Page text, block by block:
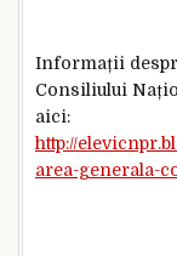
Informații
Consiliului
aici:
http://
area-generala-